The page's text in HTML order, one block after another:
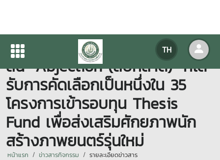
TH
ขอแสดงความยินดีกับผลงานหนัง
สั้น "Abjection (สัปหลาด)" ที่ได้
รับการคัดเลือกเป็นหนึ่งใน 35
โครงการเข้ารอบทุน Thesis
Fund เพื่อส่งเสริมศักยภาพนัก
สร้างภาพยนตร์รุ่นใหม่
หน้าแรก ข่าวสารกิจกรรม รายละเอียดข่าวสาร